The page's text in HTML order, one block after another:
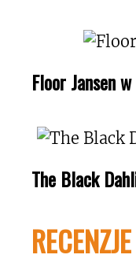
Floor Jansen
The Black
RECENZJE